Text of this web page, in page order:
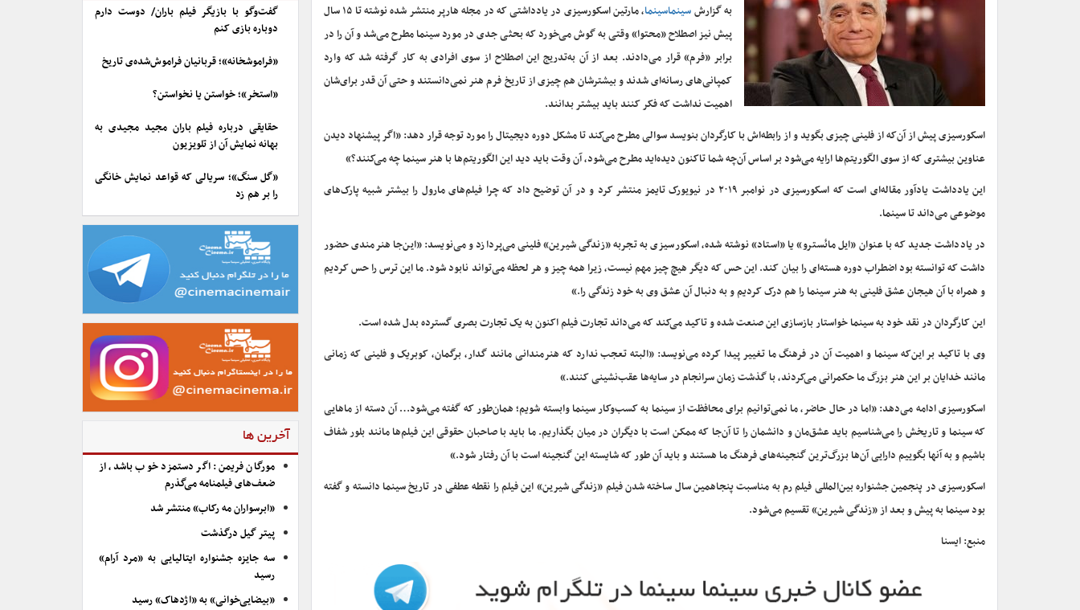
به گزارشسینماسینما
، مارتین اسکورسیزی در یادداشتی که در مجله هارپر منتشر شده نوشته تا ۱۵ سال
پیش نیز اصطلاح «محتوا» وقتی به گوش می‌خورد که بحثی جدی در مورد سینما مطرح می‌شد و آن را در
برابر «فرم» قرار می‌دادند. بعد از آن به‌تدریج این اصطلاح از سوی افرادی به کار گرفته شد که وارد
کمپانی‌های رسانه‌ای شدند و بیشترشان هم چیزی از تاریخ فرم هنر نمی‌دانستند و حتی آن قدر برای‌شان
اهمیت نداشت که فکر کنند باید بیشتر بدانند.
اسکورسیزی پیش از آن‌که از فلینی چیزی بگوید و از رابطه‌اش با کارگردان بنویسد سوالی مطرح می‌کند تا مشکل دوره دیجیتال را مورد توجه قرار دهد: «اگر پیشنهاد دیدن
عناوین بیشتری که از سوی الگوریتم‌ها ارایه می‌شود بر اساس آن‌چه شما تاکنون دیده‌اید مطرح می‌شود، آن وقت باید دید این الگوریتم‌ها با هنر سینما چه می‌کنند؟»
این یادداشت یادآور مقاله‌ای است که اسکورسیزی در نوامبر ۲۰۱۹ در نیویورک تایمز منتشر کرد و در آن توضیح داد که چرا فیلم‌های مارول را بیشتر شبیه پارک‌های
موضوعی می‌داند تا سینما.
در یادداشت جدید که با عنوان «ایل مائسترو» یا «استاد» نوشته شده، اسکورسیزی به تجربه «زندگی شیرین» فلینی می‌پردازد و می‌نویسد: «این‌جا هنرمندی حضور
داشت که توانسته بود اضطراب دوره هسته‌ای را بیان کند. این حس که دیگر هیچ چیز مهم نیست، زیرا همه چیز و هر لحظه می‌تواند نابود شود. ما این ترس را حس کردیم
و همراه با آن هیجان عشق فلینی به هنر سینما را هم درک کردیم و به دنبال آن عشق وی به خود زندگی را.»
این کارگردان در نقد خود به سینما خواستار بازسازی این صنعت شده و تاکید می‌کند که می‌داند تجارت فیلم اکنون به یک تجارت بصری گسترده بدل شده است.
وی با تاکید بر این‌که سینما و اهمیت آن در فرهنگ ما تغییر پیدا کرده می‌نویسد: «البته تعجب ندارد که هنرمندانی مانند گدار، برگمان، کوبریک و فلینی که زمانی
مانند خدایان بر این هنر بزرگ ما حکمرانی می‌کردند، با گذشت زمان سرانجام در سایه‌ها عقب‌نشینی کنند.»
اسکورسیزی ادامه می‌دهد: «اما در حال حاضر، ما نمی‌توانیم برای محافظت از سینما به کسب‌وکار سینما وابسته شویم؛ همان‌طور که گفته می‌شود… آن دسته از ماهایی
که سینما و تاریخش را می‌شناسیم باید عشق‌مان و دانشمان را تا آن‌جا که ممکن است با دیگران در میان بگذاریم. ما باید با صاحبان حقوقی این فیلم‌ها مانند بلور شفاف
باشیم و به آنها بگوییم دارایی آن‌ها بزرگ‌ترین گنجینه‌های فرهنگ ما هستند و باید آن طور که شایسته این گنجینه است با آن رفتار شود.»
اسکورسیزی در پنجمین جشنواره بین‌المللی فیلم رم به مناسبت پنجاهمین سال ساخته شدن فیلم «زندگی شیرین» این فیلم را نقطه عطفی در تاریخ سینما دانسته و گفته
بود سینما به پیش و بعد از «زندگی شیرین» تقسیم می‌شود.
منبع: ایسنا
گفت‌وگو با بازیگر فیلم باران/ دوست دارم
دوباره بازی کنم
«فراموشخانه»؛ قربانیان فراموش‌شده‌ی تاریخ
«استخر»؛ خواستن یا نخواستن؟
حقایقی درباره فیلم باران مجید مجیدی به
بهانه نمایش آن از تلویزیون
«گل سنگ»؛ سریالی که قواعد نمایش خانگی
را بر هم زد
آخرین ها
مورگان فریمن: اگر دستمزد خوب باشد، از
ضعف‌های فیلمنامه می‌گذرم
«ابرسواران مه رکاب» منتشر شد
پیتر گیل درگذشت
سه جایزه جشنواره ایتالیایی به «مرد آرام»
رسید
«بیضایی‌خوانی» به «اژدهاک» رسید